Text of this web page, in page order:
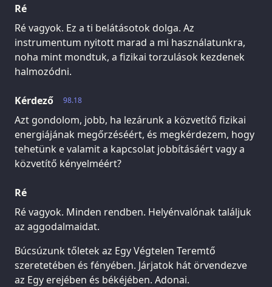
Ré
Ré vagyok. Ez a ti belátásotok dolga. Az
instrumentum nyitott marad a mi használatunkra,
noha mint mondtuk, a fizikai torzulások kezdenek
halmozódni.
98.18
Kérdező
Azt gondolom, jobb, ha lezárunk a közvetítő fizikai
energiájának megőrzéséért, és megkérdezem, hogy
tehetünk e valamit a kapcsolat jobbításáért vagy a
közvetítő kényelméért?
Ré
Ré vagyok. Minden rendben. Helyénvalónak találjuk
az aggodalmaidat.
Búcsúzunk tőletek az Egy Végtelen Teremtő
szeretetében és fényében. Járjatok hát örvendezve
az Egy erejében és békéjében. Adonai.